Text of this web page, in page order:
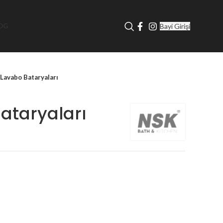
Bayi Girişi
Bataryaları